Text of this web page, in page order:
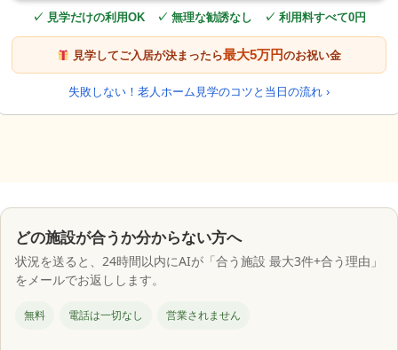
✓ 見学だけの利用OK ✓ 無理な勧誘なし ✓ 利用料すべて0円
見学してご入居が決まったら最大5万円のお祝い金
失敗しない！老人ホーム見学のコツと当日の流れ ›
どの施設が合うか分からない方へ
状況を送ると、24時間以内にAIが「合う施設 最大3件+合う理由」
をメールでお返しします。
無料 電話は一切なし 営業されません